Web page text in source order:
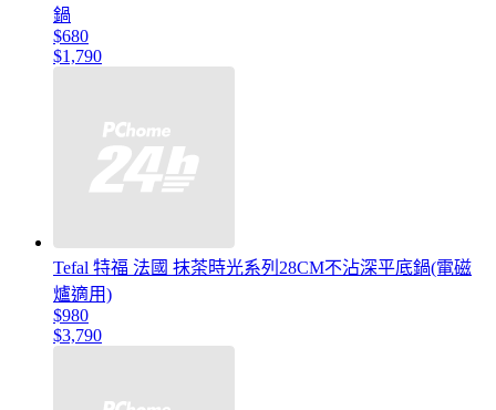
鍋
$680
$1,790
Tefal 特福 法國 抹茶時光系列28CM不沾深平底鍋(電磁
爐適用)
$980
$3,790